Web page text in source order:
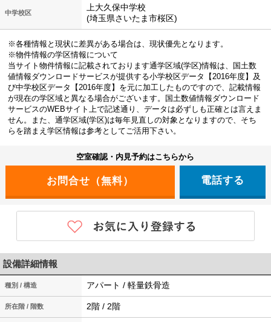
中学校区
上大久保中学校
(埼玉県さいたま市桜区)
※各種情報と現状に差異がある場合は、現状優先となります。
※物件情報の学区情報について
当サイト物件情報に記載されております通学区域(学区)情報は、国土数
値情報ダウンロードサービスが提供する小学校区データ【2016年度】及
び中学校区データ【2016年度】を元に加工したものですので、記載情報
が現在の学区域と異なる場合がございます。国土数値情報ダウンロード
サービスのWEBサイト上で記述通り、データは必ずしも正確とは言えま
せん。また、通学区域(学区)は毎年見直しの対象となりますので、そち
らを踏まえ学区情報は参考としてご活用下さい。
空室確認・内見予約はこちらから
電話する
設備詳細情報
種別 / 構造 アパート / 軽量鉄骨造
所在階 / 階数 2階 / 2階